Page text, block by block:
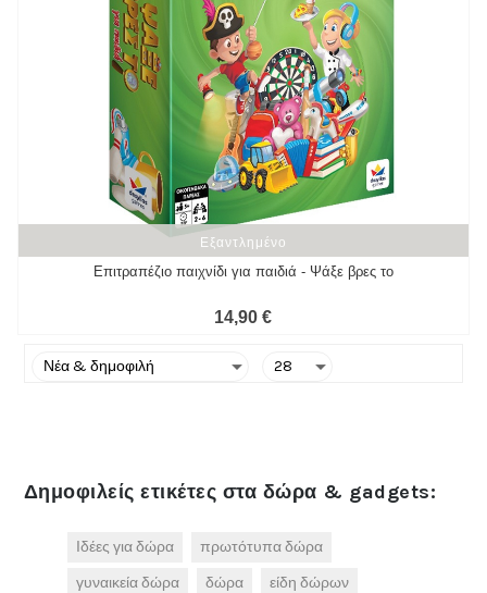
Εξαντλημένο
Εξαντλημένο
Επιτραπέζιο παιχνίδι για παιδιά - Ψάξε βρες το
14,90 €
Δημοφιλείς ετικέτες στα δώρα & gadgets:
Ιδέες για δώρα
πρωτότυπα δώρα
γυναικεία δώρα
δώρα
είδη δώρων